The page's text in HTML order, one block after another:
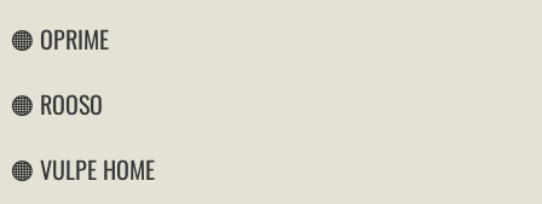
🟠 OPRIME
🟠 ROOSO
🟠 VULPE HOME